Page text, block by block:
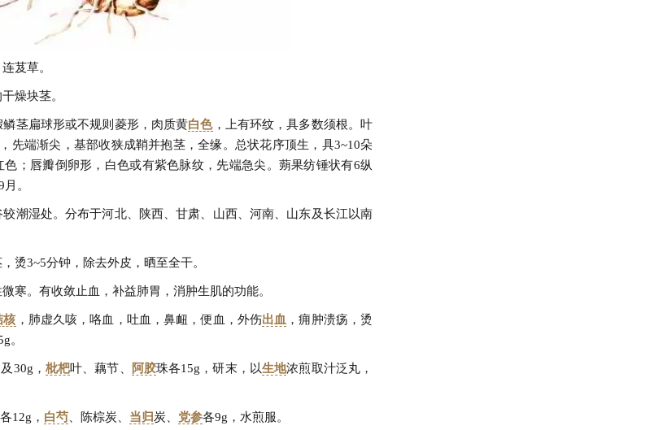
芨草。
燥块茎。
茎扁球形或不规则菱形，肉质黄白色，上有环纹，具多数须根。叶
先端渐尖，基部收狭成鞘并抱茎，全缘。总状花序顶生，具3~10朵
；唇瓣倒卵形，白色或有紫色脉纹，先端急尖。蒴果纺锤状有6纵
。
潮湿处。分布于河北、陕西、甘肃、山西、河南、山东及长江以南
烫3~5分钟，除去外皮，晒至全干。
寒。有收敛止血，补益肺胃，消肿生肌的功能。
核，肺虚久咳，咯血，吐血，鼻衄，便血，外伤出血 ，痈肿溃疡，烫
。
30g， 枇杷叶、藕节、 阿胶珠各15g，研末，以生地浓煎取汁泛丸，
各12g， 白芍 、陈棕炭、 当归炭、 党参各9g，水煎服。